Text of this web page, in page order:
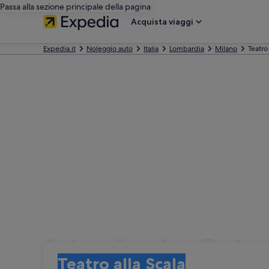
Passa alla sezione principale della pagina
Acquista viaggi
Expedia.it Noleggio auto Italia Lombardia Milano
Autonoleggio a Teatro
Teatro alla Scala